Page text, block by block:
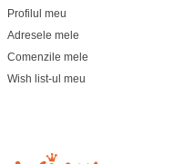
Profilul meu
Adresele mele
Comenzile mele
Wish list-ul meu